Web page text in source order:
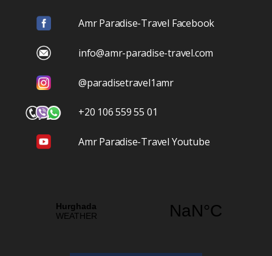
Amr Paradise-Travel Facebook
info@amr-paradise-travel.com
@paradisetravel1amr
+20 106 559 55 01
Amr Paradise-Travel Youtube